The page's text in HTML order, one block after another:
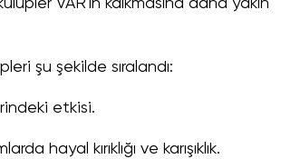
VAR'ın kalkmasına daha yakın
şu şekilde sıralandı:
etkisi.
hayal kırıklığı ve karışıklık.